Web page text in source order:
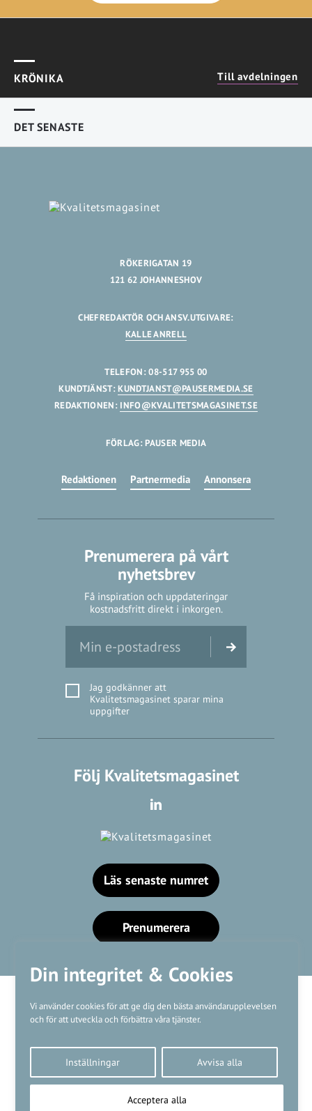
Din integritet & Cookies
Vi använder cookies för att ge dig den bästa användarupplevelsen
och för att utveckla och förbättra våra tjänster.
Inställningar Avvisa alla
Acceptera alla
KRÖNIKA Till avdelningen
DET SENASTE
RÖKERIGATAN 19
121 62 JOHANNESHOV
CHEFREDAKTÖR OCH ANSV.UTGIVARE:
KALLE ANRELL
TELEFON: 08-517 955 00
KUNDTJÄNST:KUNDTJANST@PAUSERMEDIA.SE
REDAKTIONEN: INFO@KVALITETSMAGASINET.SE
FÖRLAG: PAUSER MEDIA
Redaktionen Partnermedia Annonsera
Prenumerera på vårt
nyhetsbrev
Få inspiration och uppdateringar
kostnadsfritt direkt i inkorgen.
Jag godkänner att
Kvalitetsmagasinet sparar mina
uppgifter
Följ Kvalitetsmagasinet
Läs senaste numret
Prenumerera
Kundtjänst